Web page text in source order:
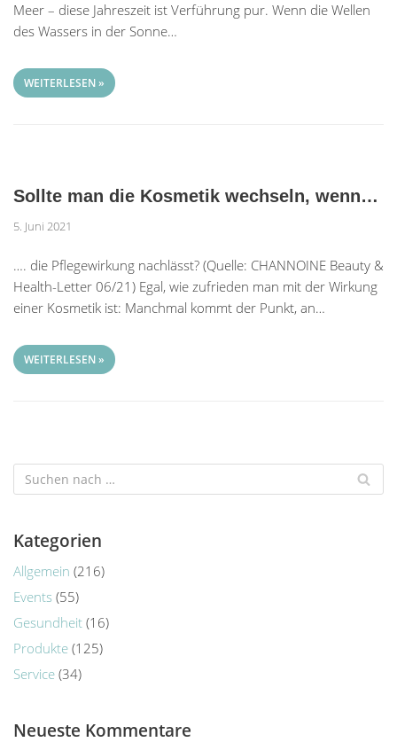
Meer – diese Jahreszeit ist Verführung pur. Wenn die Wellen
des Wassers in der Sonne…
WEITERLESEN »
Sollte man die Kosmetik wechseln, wenn…
5. Juni 2021
…. die Pflegewirkung nachlässt? (Quelle: CHANNOINE Beauty &
Health-Letter 06/21) Egal, wie zufrieden man mit der Wirkung
einer Kosmetik ist: Manchmal kommt der Punkt, an…
WEITERLESEN »
Kategorien
Allgemein (216)
Events (55)
Gesundheit (16)
Produkte (125)
Service (34)
Neueste Kommentare